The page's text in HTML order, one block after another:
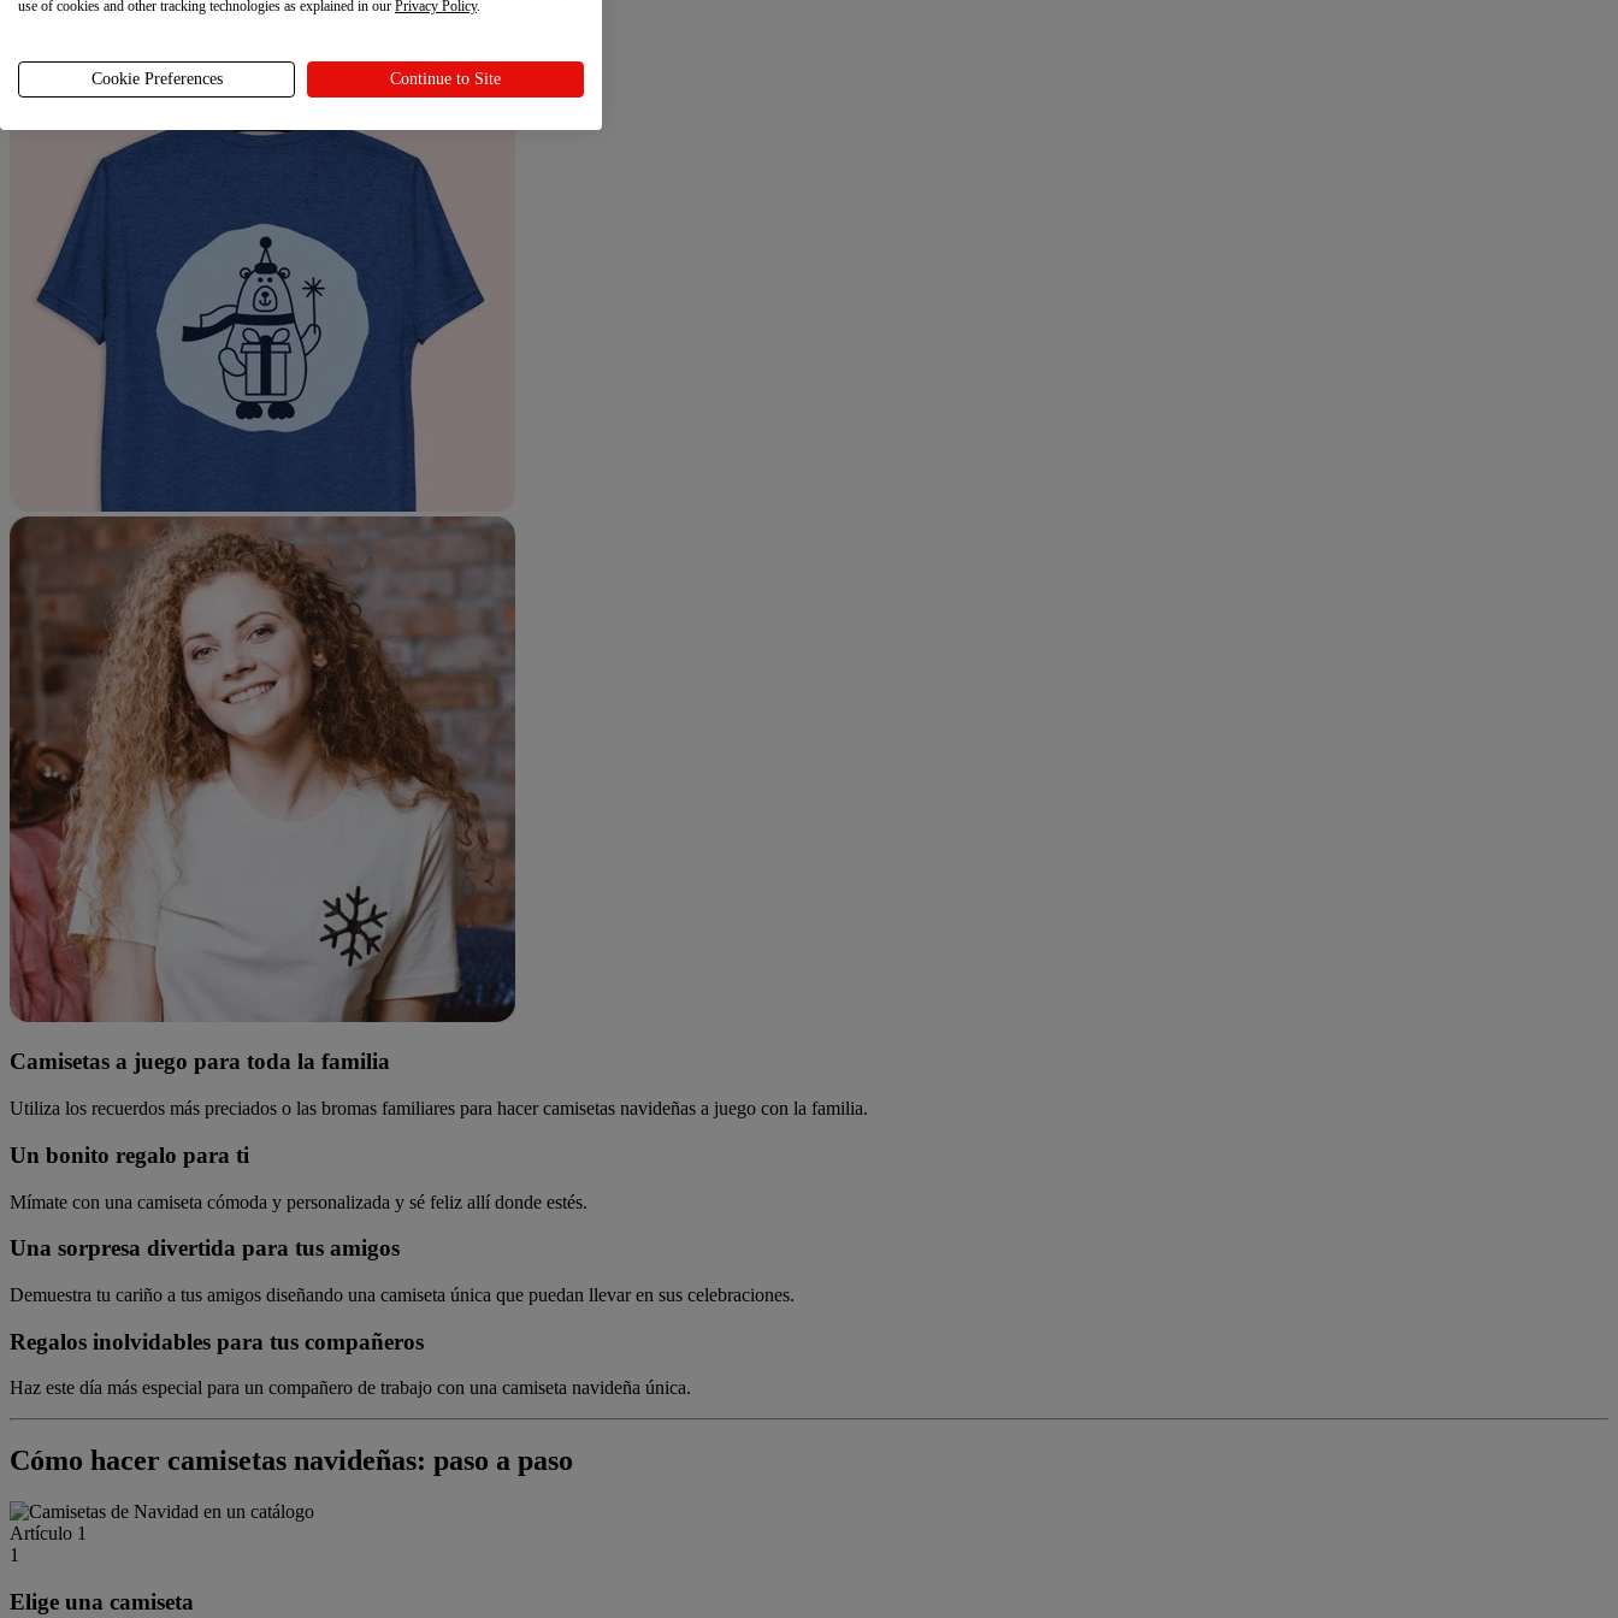
Camisetas a juego para toda la familia
Utiliza los recuerdos más preciados o las bromas familiares para hacer camisetas navideñas a juego con la familia.
Un bonito regalo para ti
Mímate con una camiseta cómoda y personalizada y sé feliz allí donde estés.
Una sorpresa divertida para tus amigos
Demuestra tu cariño a tus amigos diseñando una camiseta única que puedan llevar en sus celebraciones.
Regalos inolvidables para tus compañeros
Haz este día más especial para un compañero de trabajo con una camiseta navideña única.
Cómo hacer camisetas navideñas: paso a paso
Artículo 1
1
Elige una camiseta
use of cookies and other tracking technologies as explained in our Privacy Policy.
Cookie Preferences Continue to Site